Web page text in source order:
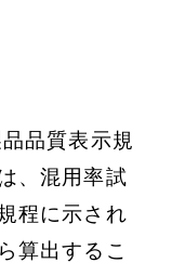
品質表示規
、混用率試
程に示され
算出するこ